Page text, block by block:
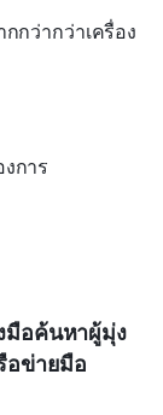
กว่ากว่าเครื่อง
การ
มือค้นหาผู้มุ่ง
อข่ายมือ